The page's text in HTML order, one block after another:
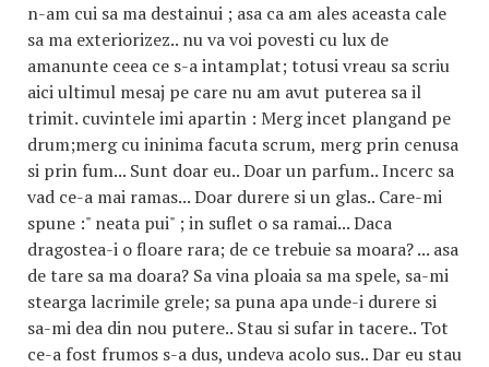
n-am cui sa ma destainui ; asa ca am ales aceasta cale
sa ma exteriorizez.. nu va voi povesti cu lux de
amanunte ceea ce s-a intamplat; totusi vreau sa scriu
aici ultimul mesaj pe care nu am avut puterea sa il
trimit. cuvintele imi apartin : Merg incet plangand pe
drum;merg cu ininima facuta scrum, merg prin cenusa
si prin fum... Sunt doar eu.. Doar un parfum.. Incerc sa
vad ce-a mai ramas... Doar durere si un glas.. Care-mi
spune :" neata pui" ; in suflet o sa ramai... Daca
dragostea-i o floare rara; de ce trebuie sa moara? ... asa
de tare sa ma doara? Sa vina ploaia sa ma spele, sa-mi
stearga lacrimile grele; sa puna apa unde-i durere si
sa-mi dea din nou putere.. Stau si sufar in tacere.. Tot
ce-a fost frumos s-a dus, undeva acolo sus.. Dar eu stau